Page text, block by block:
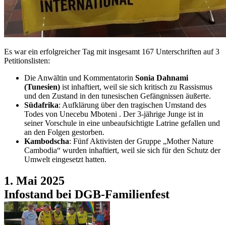
Es war ein erfolgreicher Tag mit insgesamt 167 Unterschriften auf 3
Petitionslisten:
Die Anwältin und Kommentatorin Sonia Dahnami
(Tunesien) ist inhaftiert, weil sie sich kritisch zu Rassismus
und den Zustand in den tunesischen Gefängnissen äußerte.
Südafrika: Aufklärung über den tragischen Umstand des
Todes von Unecebu Mboteni . Der 3-jährige Junge ist in
seiner Vorschule in eine unbeaufsichtigte Latrine gefallen und
an den Folgen gestorben.
Kambodscha: Fünf Aktivisten der Gruppe „Mother Nature
Cambodia“ wurden inhaftiert, weil sie sich für den Schutz der
Umwelt eingesetzt hatten.
1. Mai 2025
Infostand bei DGB-Familienfest